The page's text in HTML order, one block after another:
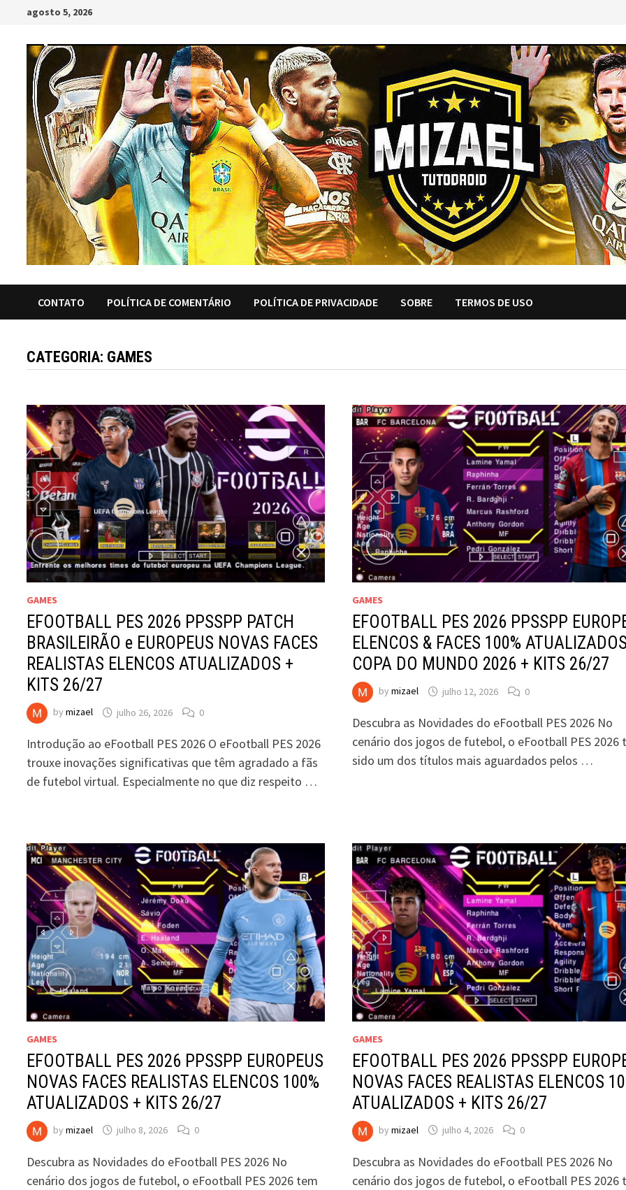
content
agosto 5, 2026
CONTATO POLÍTICA DE COMENTÁRIO POLÍTICA DE PRIVACIDADE SOBRE TERMOS DE USO
CATEGORIA: GAMES
GAMES
EFOOTBALL PES 2026 PPSSPP PATCH
BRASILEIRÃO e EUROPEUS NOVAS FACES
REALISTAS ELENCOS ATUALIZADOS +
KITS 26/27
bymizael julho 26, 2026 0
Introdução ao eFootball PES 2026 O eFootball PES 2026
trouxe inovações significativas que têm agradado a fãs
de futebol virtual. Especialmente no que diz respeito …
GAMES
EFOOTBALL PES 2026 PPSSPP
ELENCOS & FACES 100%
COPA DO MUNDO 2026 + KITS 26/27
by mizael julho 12, 2026 0
Descubra as Novidades do eFootball PES 2026 No
cenário dos jogos de futebol, o eFootball PES 2026
sido um dos títulos mais aguardados pelos …
GAMES
EFOOTBALL PES 2026 PPSSPP EUROPEUS
NOVAS FACES REALISTAS ELENCOS 100%
ATUALIZADOS + KITS 26/27
bymizael julho 8, 2026 0
Descubra as Novidades do eFootball PES 2026 No
cenário dos jogos de futebol, o eFootball PES 2026 tem
GAMES
EFOOTBALL PES 2026 PPSSPP
NOVAS FACES REALISTAS ELENCOS
ATUALIZADOS + KITS 26/27
by mizael julho 4, 2026 0
Descubra as Novidades do eFootball PES 2026 No
cenário dos jogos de futebol, o eFootball PES 2026